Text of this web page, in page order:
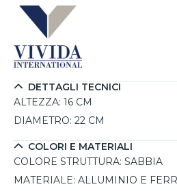
Realizzata in alluminio e ferro
dotata di led integrato da 16W
soggiorni, cucine e corridoi con
piacevole. Grazie al telecomando
4000K, adattando l'atmosfera a
DETTAGLI TECNICI
ALTEZZA: 16 CM
DIAMETRO: 22 CM
COLORI E MATERIALI
COLORE STRUTTURA: SABBIA
MATERIALE: ALLUMINIO E